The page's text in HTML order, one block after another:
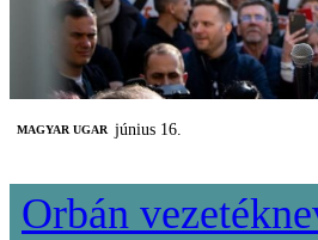
MAGYAR UGAR június 16.
Orbán